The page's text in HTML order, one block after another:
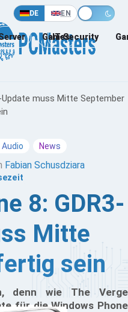
DE EN
Games
IT-Security
Update muss Mitte September
News
Fabian Schusdziara
8: GDR3-
Mitte
sein
denn wie The Verge
für die Windows Phone